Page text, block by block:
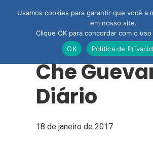
Che
Diário
18 de janeiro de 2017
Usamos cookies para garantir que você a
em nosso site.
Clique OK para concordar com o
OK
Política de